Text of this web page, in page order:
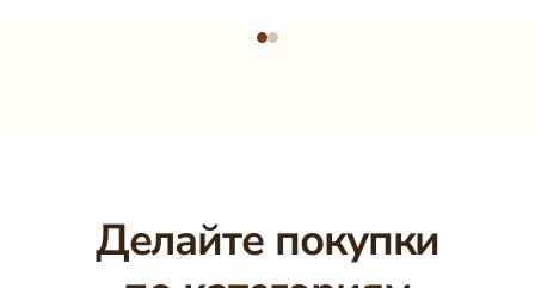
Делайте покупки